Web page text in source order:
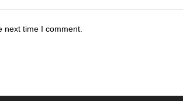
time I comment.